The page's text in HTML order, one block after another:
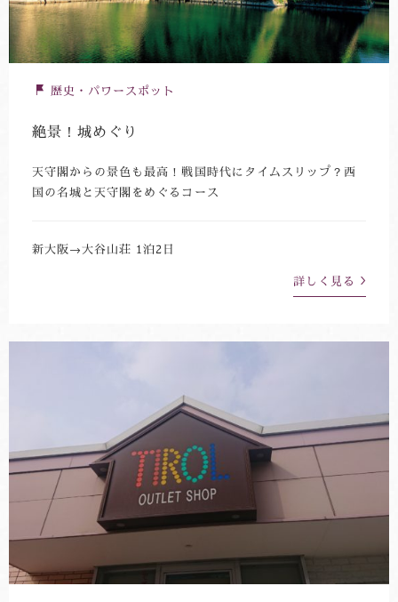
歴史・パワースポット
絶景！城めぐり
天守閣からの景色も最高！戦国時代にタイムスリップ？西
国の名城と天守閣をめぐるコース
新大阪→大谷山荘 1泊2日
詳しく見る